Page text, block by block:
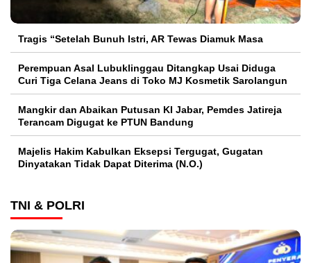
Tragis “Setelah Bunuh Istri, AR Tewas Diamuk Masa
Perempuan Asal Lubuklinggau Ditangkap Usai Diduga
Curi Tiga Celana Jeans di Toko MJ Kosmetik Sarolangun
Mangkir dan Abaikan Putusan KI Jabar, Pemdes Jatireja
Terancam Digugat ke PTUN Bandung
Majelis Hakim Kabulkan Eksepsi Tergugat, Gugatan
Dinyatakan Tidak Dapat Diterima (N.O.)
TNI & POLRI